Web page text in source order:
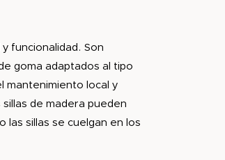
funcionalidad. Son
goma adaptados al tipo
mantenimiento local y
de madera pueden
las sillas se cuelgan en los